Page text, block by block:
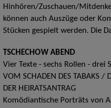
Hinhören/Zuschauen/
können auch Auszüge oder
Stücken gespielt werden. Die
TSCHECHOW ABEND
Vier Texte - sechs Rollen - drei
VOM SCHADEN DES TABAKS /
DER HEIRATSANTRAG
Komödiantische Porträts von